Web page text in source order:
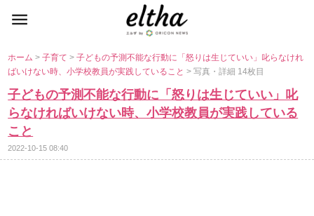
ホーム>子育て>子どもの予測不能な行動に「怒りは生じていい」叱らなけれ
ばいけない時、小学校教員が実践していること> 写真・詳細 14枚目
子どもの予測不能な行動に「怒りは生じていい」叱
らなければいけない時、小学校教員が実践している
こと
2022-10-15 08:40